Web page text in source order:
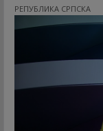
РЕПУБЛИКА СРПСКА